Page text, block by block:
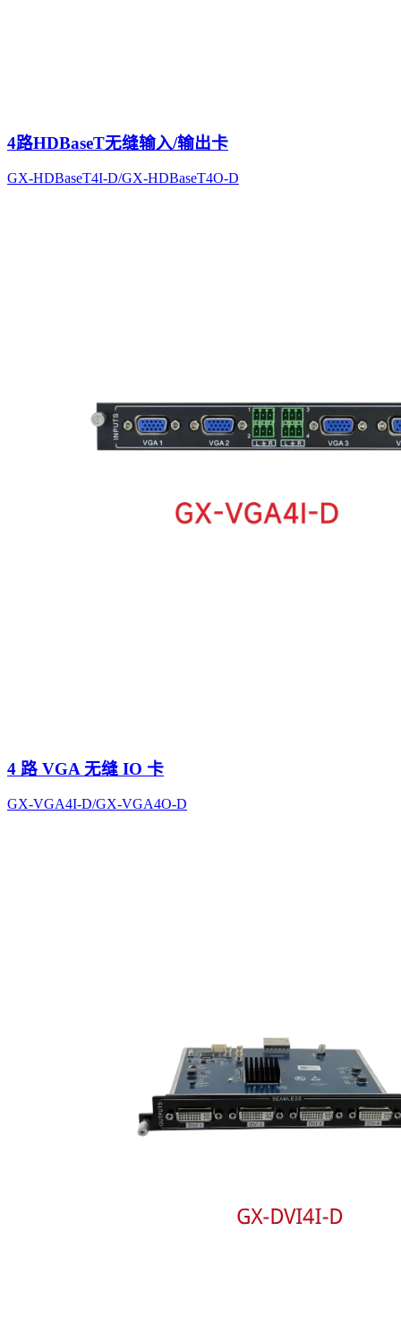
4路HDBaseT无缝输入/输出卡
GX-HDBaseT4I-D/GX-HDBaseT4O-D
4 路 VGA 无缝 IO 卡
GX-VGA4I-D/GX-VGA4O-D